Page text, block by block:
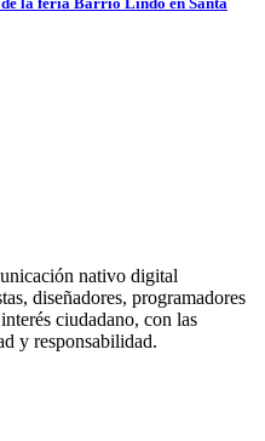
nativo digital
diseñadores, programadores
ciudadano, con las
y responsabilidad.